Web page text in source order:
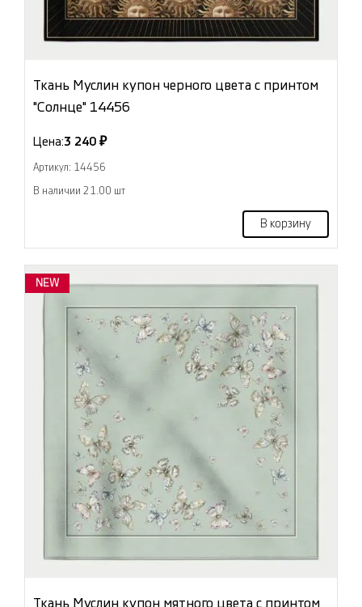
Ткань Муслин купон черного цвета с принтом
"Солнце" 14456
Цена:3 240 ₽
Артикул: 14456
В наличии 21.00 шт
В корзину
NEW
Ткань Муслин купон мятного цвета с принтом